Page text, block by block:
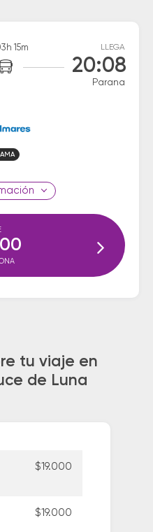
15m LLEGA
20:08
Parana
tu viaje en
de Luna
$19.000
$19.000